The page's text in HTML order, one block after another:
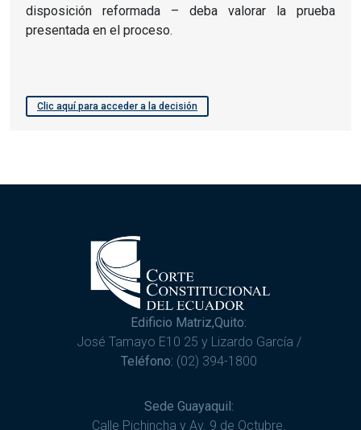
disposición reformada – deba valorar la prueba
presentada en el proceso.
Clic aquí para acceder a la decisión
Edificio Matriz,Quito:
José Tamayo E10 25 y Lizardo García /
Teléfono: (02) 394-1800
Sede Guayaquil:
Calle Pichincha y Av. 9 de Octubre.